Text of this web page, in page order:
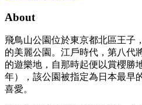
About
飛鳥山公園位於東京都北區王子
的美麗公園。江戶時代，第八代
的遊樂地，自那時起便以賞櫻勝
年），該公園被指定為日本最早
喜愛。